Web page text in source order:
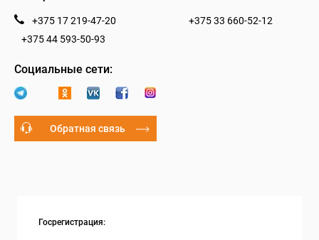
+375 17 219-47-20
+375 33 660-52-12
+375 44 593-50-93
Социальные сети:
Обратная связь
Госрегистрация: